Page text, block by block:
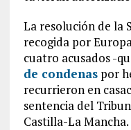
La resolución de la
recogida por
cuatro acusados -
de condenaspor
recurrieron en
sentencia del
Castilla-La Mancha.